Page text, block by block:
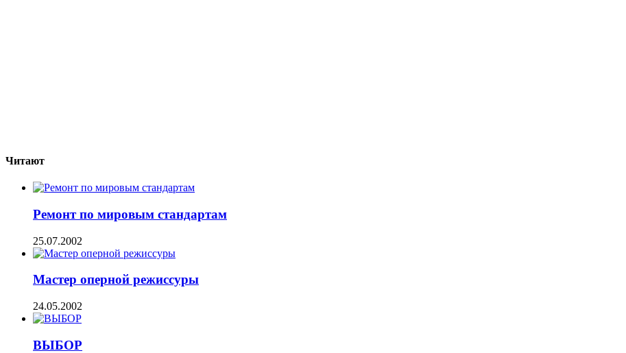
Читают
Ремонт по мировым стандартам
25.07.2002
Мастер оперной режиссуры
24.05.2002
ВЫБОР